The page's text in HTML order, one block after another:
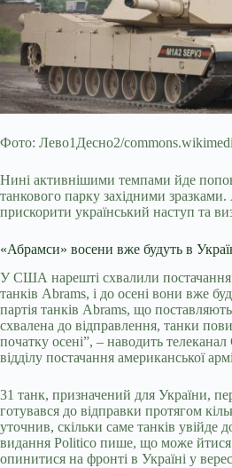
Фото: Лево1Десно2/
Нині активнішими темпами йде
танкового парку західними
прискорити український наступ та
«Абрамси» восени вже будуть в
У США нарешті схвалили постачання
танків Abrams, і до осені вони вже
партія танків Abrams, що
схвалена до відправлення, танки
початку осені”, – наводить
відділу постачання американської
31 танк, призначений для України,
готувався до відправки протягом
уточнив, скільки саме танків увійде
видання Politico пише, що може
опинитися на фронті в Україні у